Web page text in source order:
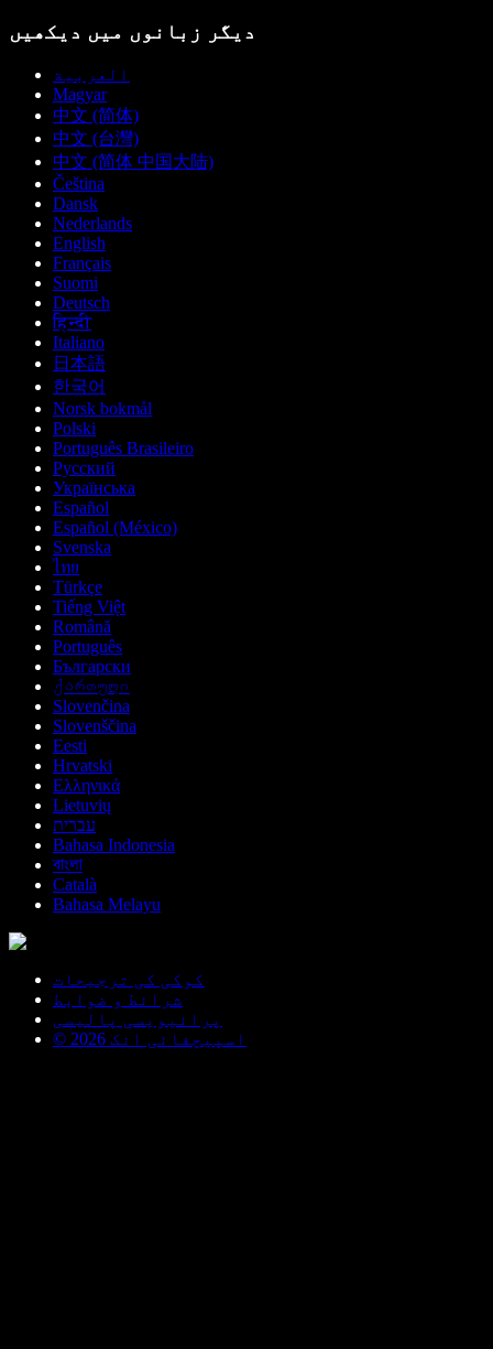
دیگر زبانوں میں دیکھیں
العربية
Magyar
中文 (简体)
中文 (台灣)
中文 (简体 中国大陆)
Čeština
Dansk
Nederlands
English
Français
Suomi
Deutsch
हिन्दी
Italiano
日本語
한국어
Norsk bokmål
Polski
Português Brasileiro
Русский
Українська
Español
Español (México)
Svenska
ไทย
Türkçe
Tiếng Việt
Română
Português
Български
ქართული
Slovenčina
Slovenščina
Eesti
Hrvatski
Ελληνικά
Lietuvių
עברית
Bahasa Indonesia
বাংলা
Català
Bahasa Melayu
کوکی کی ترجیحات
شرائط و ضوابط
پرائیویسی پالیسی
© اسپیچفائی انک 2026